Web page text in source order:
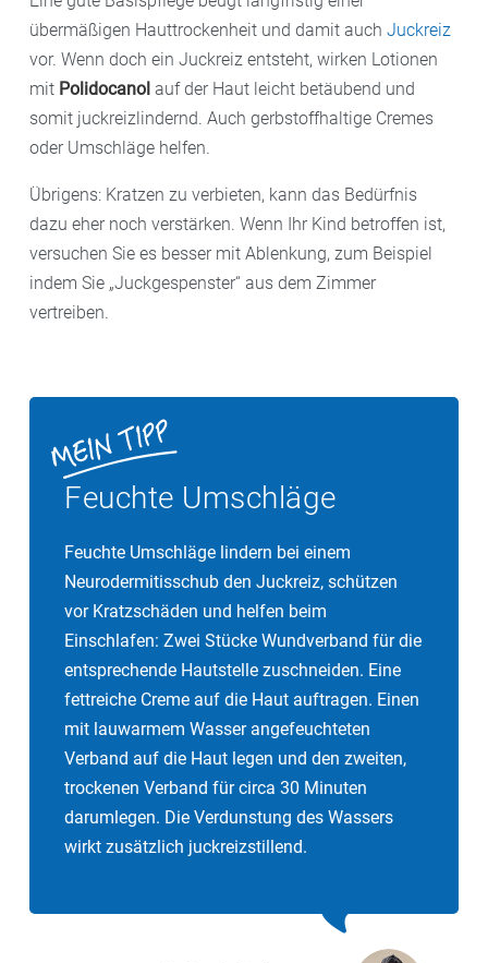
übermäßigen Hauttrockenheit und damit auch Juckreiz
vor. Wenn doch ein Juckreiz entsteht, wirken Lotionen
mit Polidocanol auf der Haut leicht betäubend und
somit juckreizlindernd. Auch gerbstoffhaltige Cremes
oder Umschläge helfen.
Übrigens: Kratzen zu verbieten, kann das Bedürfnis
dazu eher noch verstärken. Wenn Ihr Kind betroffen ist,
versuchen Sie es besser mit Ablenkung, zum Beispiel
indem Sie „Juckgespenster“ aus dem Zimmer
vertreiben.
Feuchte Umschläge
Feuchte Umschläge lindern bei einem
Neurodermitisschub den Juckreiz, schützen
vor Kratzschäden und helfen beim
Einschlafen: Zwei Stücke Wundverband für die
entsprechende Hautstelle zuschneiden. Eine
fettreiche Creme auf die Haut auftragen. Einen
mit lauwarmem Wasser angefeuchteten
Verband auf die Haut legen und den zweiten,
trockenen Verband für circa 30 Minuten
darumlegen. Die Verdunstung des Wassers
wirkt zusätzlich juckreizstillend.